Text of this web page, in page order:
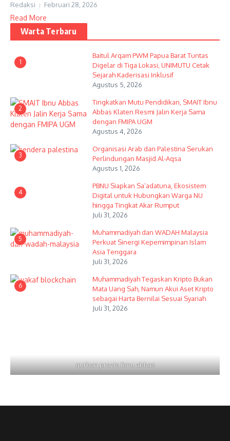
Redaksi Februari 28, 2026
Read More
Warta Terbaru
1
Baitul Arqam PWM Papua Barat Tuntas
Digelar di Tiga Lokasi, UNIMUTU Cetak
Sejarah Kaderisasi Inklusif
Agustus 5, 2026
2
Tingkatkan Mutu Pendidikan, SMAIT Ibnu
Abbas Klaten Resmi Jalin Kerja Sama
dengan FMIPA UGM
Agustus 4, 2026
3
Organisasi Arab dan Palestina Serukan
Perlindungan Masjid Al-Aqsa
Agustus 1, 2026
4
PBNU Siapkan Sa’adatuna, Ekosistem
Digital untuk Hubungkan Warga NU
hingga Tingkat Akar Rumput
Juli 31, 2026
5
Muhammadiyah dan WADAH Malaysia
Perkuat Sinergi Kepemimpinan Islam
Asia Tenggara
Juli 31, 2026
6
Muhammadiyah Tegaskan Kripto Bukan
Mata Uang Sah, Namun Akui Aset Kripto
sebagai Harta Bernilai Sesuai Syariah
Juli 31, 2026
qurban prozis ibnu abbas